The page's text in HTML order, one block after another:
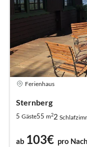
Ferienhaus
Sternberg
5 Gäste55 m22
ab 103€ pro